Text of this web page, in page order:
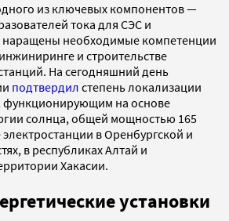
из ключевых компонентов —
тока для СЭС и
наращены необходимые компетенции
и строительстве
На сегодняшний день
подтвердил степень локализации
функционирующим на основе
солнца, общей мощностью 165
в Оренбургской и
в республиках Алтай и
Хакасии.
установки